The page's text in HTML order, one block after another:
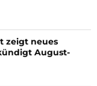
zeigt neues
August-